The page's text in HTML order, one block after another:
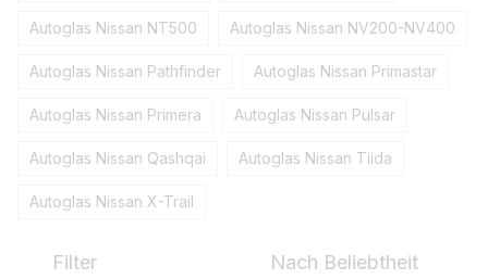
Autoglas Nissan NT500 Autoglas Nissan NV200-NV400
Autoglas Nissan Pathfinder Autoglas Nissan Primastar
Autoglas Nissan Primera Autoglas Nissan Pulsar
Autoglas Nissan Qashqai Autoglas Nissan Tiida
Autoglas Nissan X-Trail
Filter Nach Beliebtheit